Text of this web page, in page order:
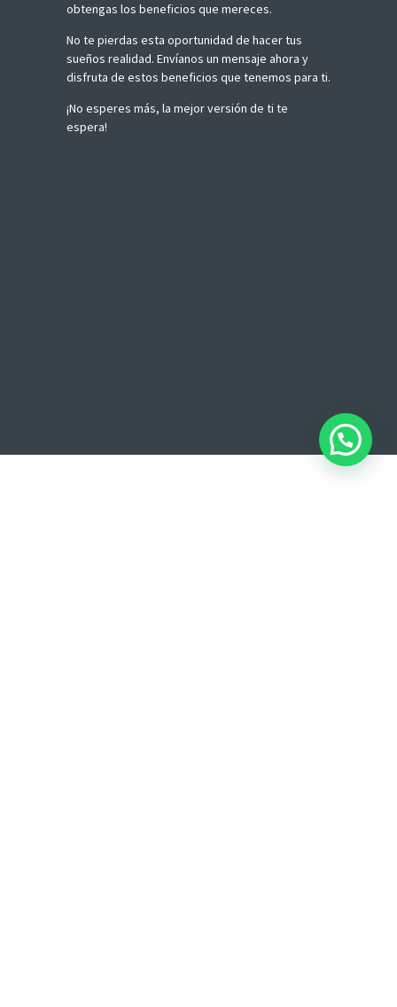
obtengas los beneficios que mereces.
No te pierdas esta oportunidad de hacer tus
sueños realidad. Envíanos un mensaje ahora y
disfruta de estos beneficios que tenemos para ti.
¡No esperes más, la mejor versión de ti te
espera!